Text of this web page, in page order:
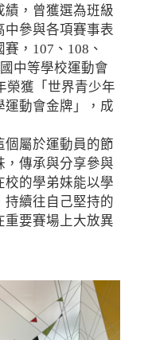
績，曾獲選為班級
中參與各項賽事表
，107、108、
中等學校運動會
榮獲「世界青少年
運動會金牌」，成
屬於運動員的節
，傳承與分享參與
校的學弟妹能以學
持續往自己堅持的
重要賽場上大放異